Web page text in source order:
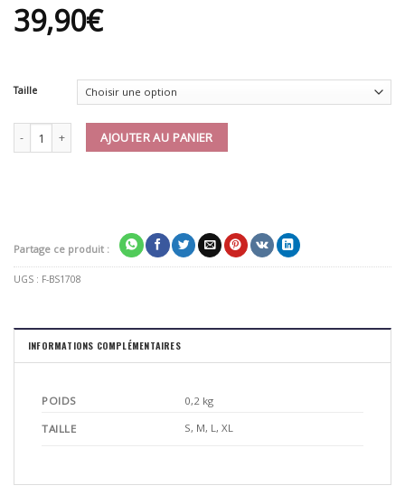
39,90€
Taille
quantité de Short Boxe Thai Fairtex BS1708 Black
AJOUTER AU PANIER
Partage ce produit :
UGS : F-BS1708
INFORMATIONS COMPLÉMENTAIRES
POIDS 0,2 kg
TAILLE S, M, L, XL